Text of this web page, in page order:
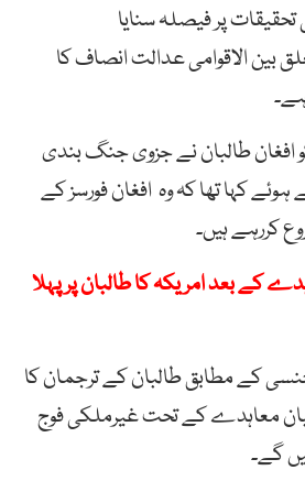
پر فیصلہ سنایا
بین الاقوامی عدالت انصاف کا
کہ 2 مارچ کو افغان طالبان نے جزوی جنگ بندی
ہوئے کہا تھا کہ وہ افغان فورسز کے
کررہے ہیں۔
کے بعد امریکہ کا طالبان پر پہلا
کے مطابق طالبان کے ترجمان کا
معاہدے کے تحت غیرملکی فوج
گے۔